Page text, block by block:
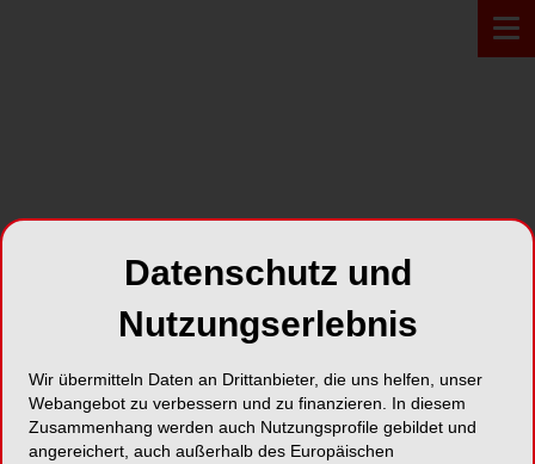
PROFIL*
Cumdente
8840 Einsiedeln
Karte
Datenschutz und
Nutzungserlebnis
Wir übermitteln Daten an Drittanbieter, die uns helfen, unser
Webangebot zu verbessern und zu finanzieren. In diesem
Zusammenhang werden auch Nutzungsprofile gebildet und
angereichert, auch außerhalb des Europäischen